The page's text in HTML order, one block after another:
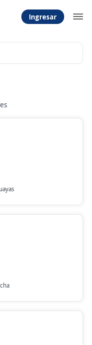
Ingresar